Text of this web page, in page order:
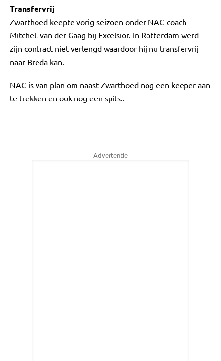
Transfervrij
Zwarthoed keepte vorig seizoen onder NAC-coach
Mitchell van der Gaag bij Excelsior. In Rotterdam werd
zijn contract niet verlengd waardoor hij nu transfervrij
naar Breda kan.
NAC is van plan om naast Zwarthoed nog een keeper aan
te trekken en ook nog een spits..
Advertentie